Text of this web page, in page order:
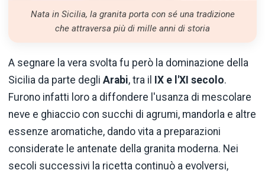
Nata in Sicilia, la granita porta con sé una tradizione
che attraversa più di mille anni di storia
A segnare la vera svolta fu però la dominazione della
Sicilia da parte degli Arabi, tra il IX e l'XI secolo.
Furono infatti loro a diffondere l'usanza di mescolare
neve e ghiaccio con succhi di agrumi, mandorla e altre
essenze aromatiche, dando vita a preparazioni
considerate le antenate della granita moderna. Nei
secoli successivi la ricetta continuò a evolversi,